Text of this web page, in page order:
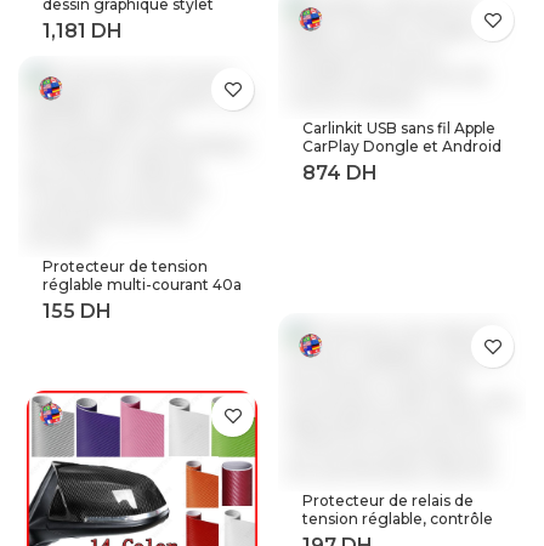
dessin graphique stylet
sans batterie inclinaison ±
60 ° tablette numérique
touches Express
adaptateur OTG
Carlinkit USB sans fil Apple
CarPlay Dongle et Android
Auto pour modifier les
Services de voiture
Protecteur de tension
réglable multi-courant 40a
63a 80a, 230V AC,
récupération automatique
actuelle
Protecteur de relais de
tension réglable, contrôle
de tension contre les